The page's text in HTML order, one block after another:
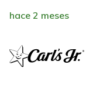
hace 2 meses